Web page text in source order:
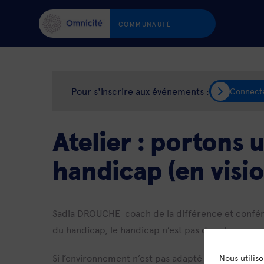
COMMUNAUTÉ
Pour s'inscrire aux événements :
Atelier : portons
handicap (en
Sadia DROUCHE coach de la différence et
du handicap, le handicap n’est pas dans le corps
Si l’environnement n’est pas adapté à laNous